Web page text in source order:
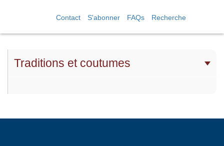
Contact S'abonner FAQs Recherche
Traditions et coutumes